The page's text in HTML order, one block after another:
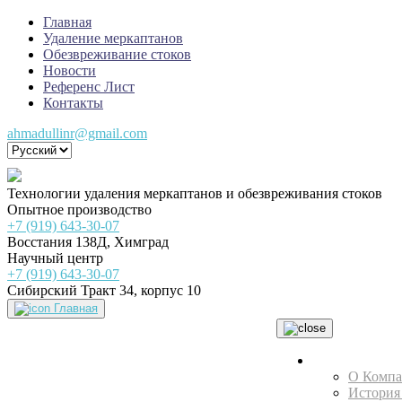
Главная
Удаление меркаптанов
Обезвреживание стоков
Новости
Референс Лист
Контакты
ahmadullinr@gmail.com
Технологии удаления меркаптанов и обезвреживания стоков
Опытное производство
+7 (919) 643-30-07
Восстания 138Д, Химград
Научный центр
+7 (919) 643-30-07
Сибирский Тракт 34, корпус 10
Главная
О
История